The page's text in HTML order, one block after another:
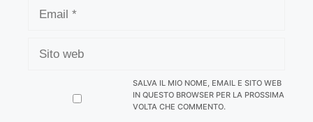
WEB
SALVA IL MIO NOME, EMAIL E SITO WEB
IN QUESTO BROWSER PER LA PROSSIMA
VOLTA CHE COMMENTO.